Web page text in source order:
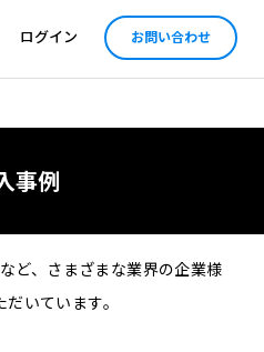
ログイン お問い合わせ
事例
ど、さまざまな業界の企業様
いています。